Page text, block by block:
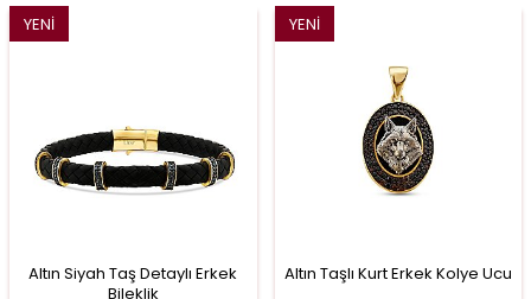
YENI
Altın Siyah Taş Detaylı Erkek
Bileklik
YENI
Altın Taşlı Kurt Erkek Kolye Ucu